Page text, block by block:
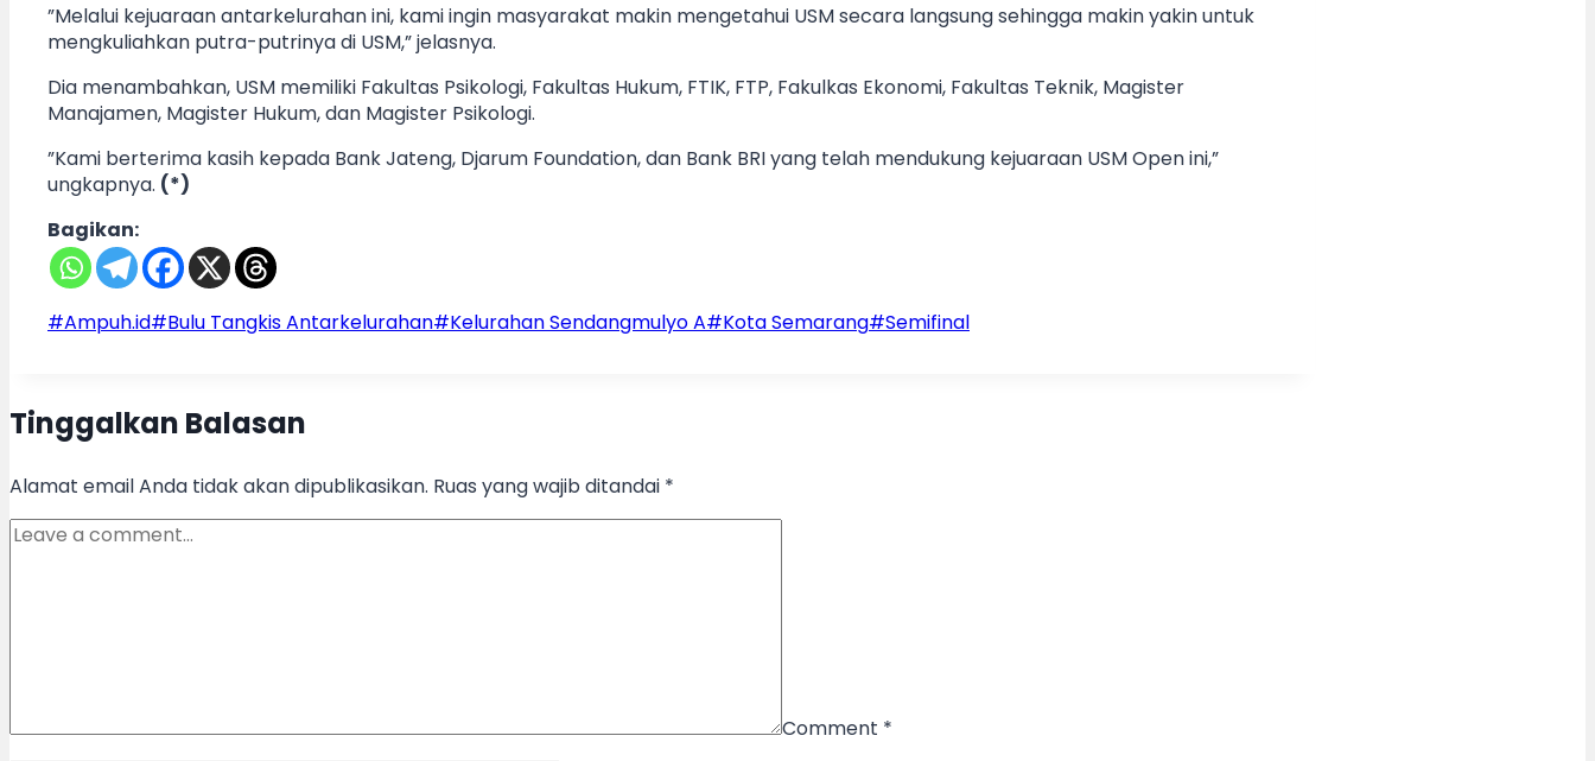
”Melalui kejuaraan antarkelurahan ini, kami ingin masyarakat makin mengetahui USM secara langsung sehingga makin yakin untuk
mengkuliahkan putra-putrinya di USM,” jelasnya.
Dia menambahkan, USM memiliki Fakultas Psikologi, Fakultas Hukum, FTIK, FTP, Fakulkas Ekonomi, Fakultas Teknik, Magister
Manajamen, Magister Hukum, dan Magister Psikologi.
”Kami berterima kasih kepada Bank Jateng, Djarum Foundation, dan Bank BRI yang telah mendukung kejuaraan USM Open ini,”
ungkapnya. (*)
Bagikan:
Post
#Ampuh.id#Bulu Tangkis Antarkelurahan#Kelurahan Sendangmulyo A#Kota Semarang#Semifinal
Tinggalkan Balasan
Alamat email Anda tidak akan dipublikasikan. Ruas yang wajib ditandai *
Comment *